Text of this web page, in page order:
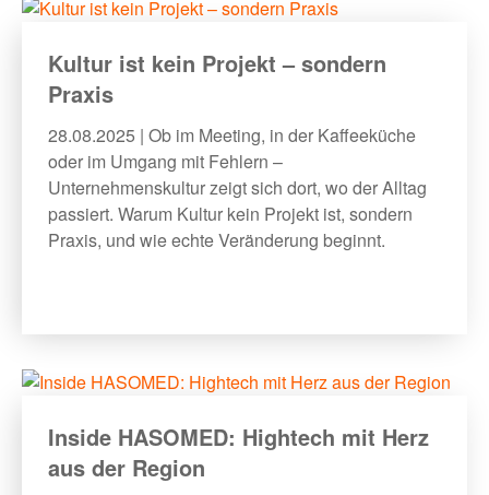
Kultur ist kein Projekt – sondern
Praxis
28.08.2025 | Ob im Meeting, in der Kaffeeküche
oder im Umgang mit Fehlern –
Unternehmenskultur zeigt sich dort, wo der Alltag
passiert. Warum Kultur kein Projekt ist, sondern
Praxis, und wie echte Veränderung beginnt.
Inside HASOMED: Hightech mit Herz
aus der Region